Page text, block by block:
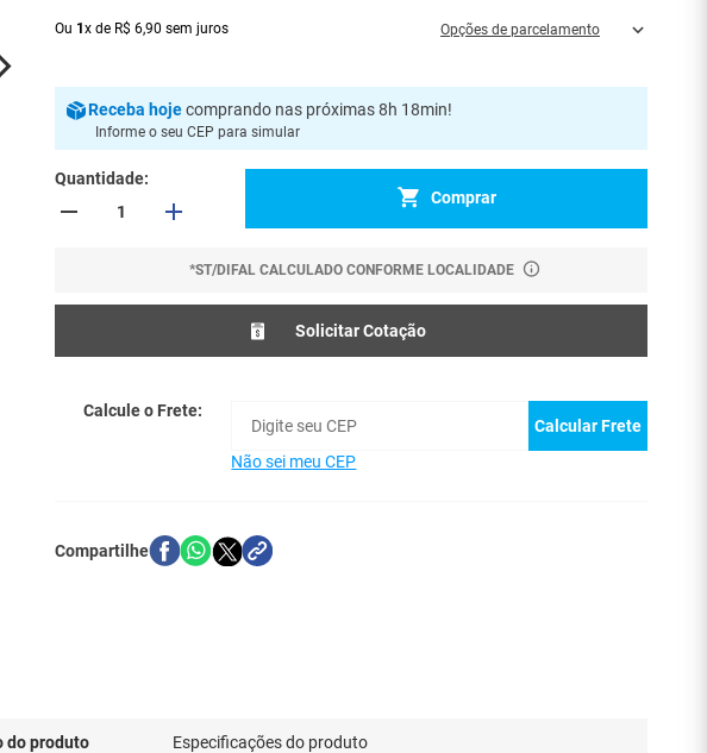
Ou 1x de R$ 6,90 sem juros Opções de parcelamento
Receba hoje comprando nas próximas 8h 18min!
Informe o seu CEP para simular
Quantidade
Comprar
*ST/DIFAL CALCULADO CONFORME LOCALIDADE
Solicitar Cotação
Calcule o Frete:
Calcular Frete
Não sei meu CEP
do produto Especificações do produto